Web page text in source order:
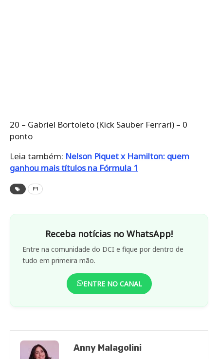
20 – Gabriel Bortoleto (Kick Sauber Ferrari) – 0
ponto
Leia também: Nelson Piquet x Hamilton: quem
ganhou mais títulos na Fórmula 1
F1
Receba notícias no WhatsApp!
Entre na comunidade do DCI e fique por dentro de
tudo em primeira mão.
ENTRE NO CANAL
Anny Malagolini